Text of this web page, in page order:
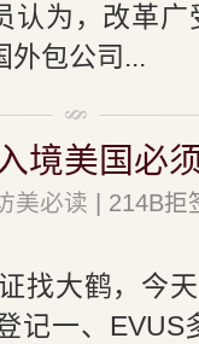
认为，改革广
外包公司...
境美国必
美必读 | 214B
找大鹤，今
记一、EVUS